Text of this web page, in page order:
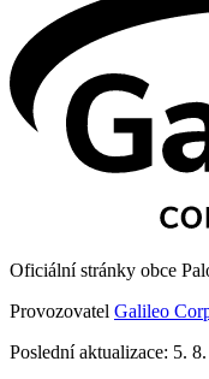
Oficiální stránky obce
Provozovatel Galileo
Poslední aktualizace: 5.